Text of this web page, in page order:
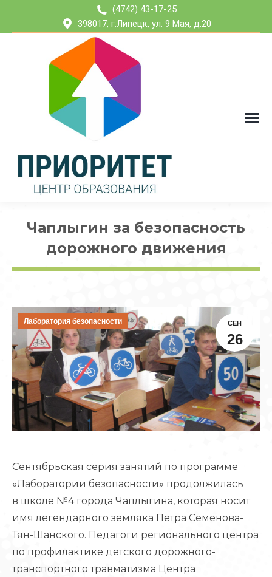
(4742) 43-17-25
398017, г.Липецк, ул. 9 Мая, д.20
Чаплыгин за безопасность
дорожного движения
СЕН
26
Лаборатория безопасности
Сентябрьская серия занятий по программе
«Лаборатории безопасности» продолжилась
в школе №4 города Чаплыгина, которая носит
имя легендарного земляка Петра Семёнова-
Тян-Шанского. Педагоги регионального центра
по профилактике детского дорожного-
транспортного травматизма Центра